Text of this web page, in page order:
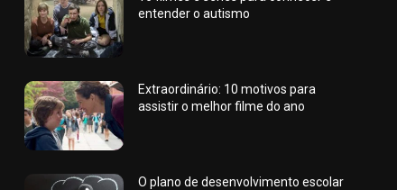
entender o autismo
Extraordinário: 10 motivos para
assistir o melhor filme do ano
O plano de desenvolvimento escolar